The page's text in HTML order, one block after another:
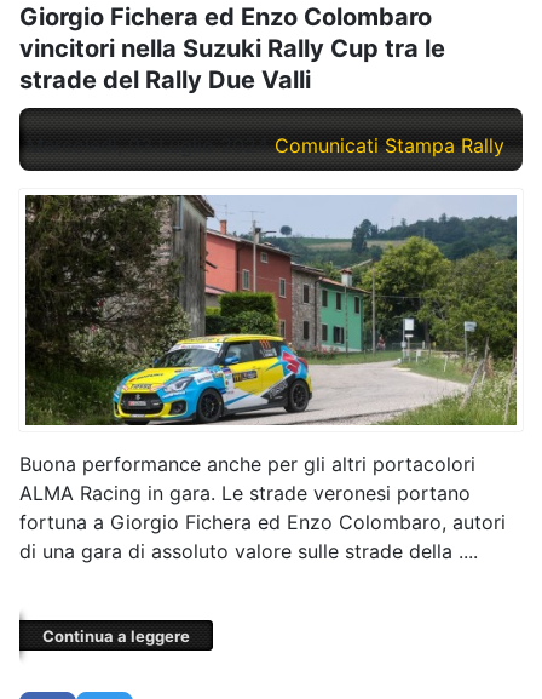
Giorgio Fichera ed Enzo Colombaro
vincitori nella Suzuki Rally Cup tra le
strade del Rally Due Valli
Mercoledì, 03 Luglio 2024 Comunicati Stampa Rally
Buona performance anche per gli altri portacolori
ALMA Racing in gara. Le strade veronesi portano
fortuna a Giorgio Fichera ed Enzo Colombaro, autori
di una gara di assoluto valore sulle strade della ....
Continua a leggere